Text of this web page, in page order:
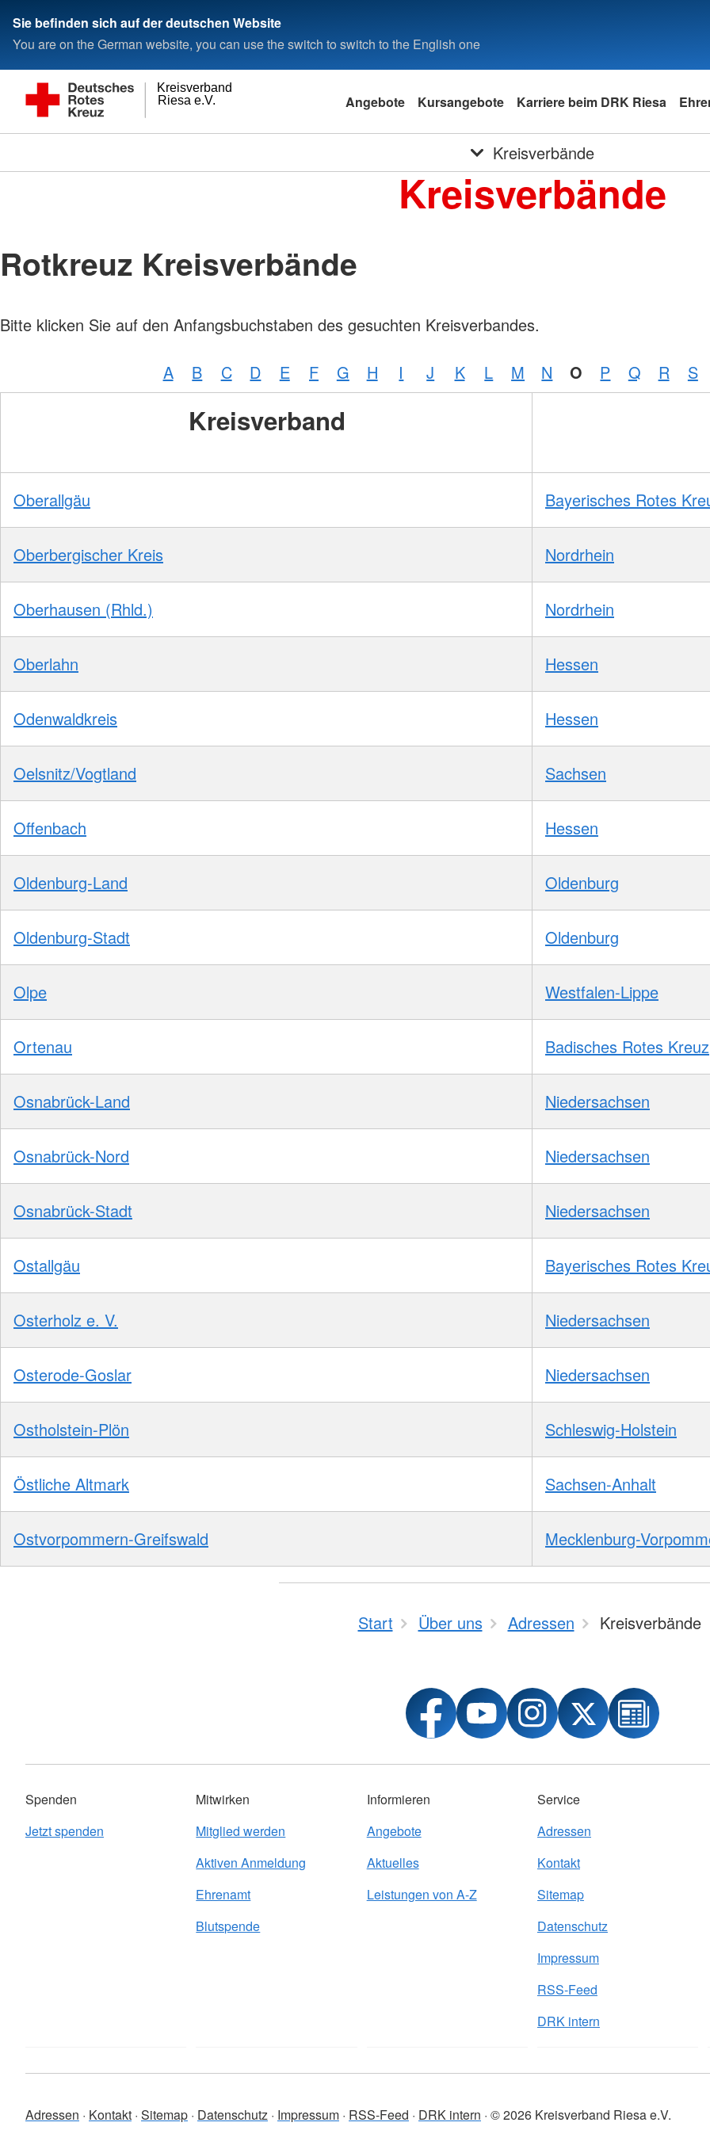
Sie befinden sich auf der deutschen Website
You are on the German website, you can use the switch to switch to the English one
Riesa e.V.
Kreisverband
Angebote Kursangebote Karriere beim DRK Riesa
Kreisverbände
Kreisverbände
Rotkreuz Kreisverbände
Bitte klicken Sie auf den Anfangsbuchstaben des gesuchten Kreisverbandes.
A B C D E F G H I J K L M N O P Q R S
Kreisverband
Oberallgäu Bayerisches Rotes
Oberbergischer Kreis Nordrhein
Oberhausen (Rhld.) Nordrhein
Oberlahn Hessen
Odenwaldkreis Hessen
Oelsnitz/Vogtland Sachsen
Offenbach Hessen
Oldenburg-Land Oldenburg
Oldenburg-Stadt Oldenburg
Olpe Westfalen-Lippe
Ortenau Badisches Rotes Kreuz
Osnabrück-Land Niedersachsen
Osnabrück-Nord Niedersachsen
Osnabrück-Stadt Niedersachsen
Ostallgäu Bayerisches Rotes
Osterholz e. V. Niedersachsen
Osterode-Goslar Niedersachsen
Ostholstein-Plön Schleswig-Holstein
Östliche Altmark Sachsen-Anhalt
Ostvorpommern-Greifswald Mecklenburg-
Start Über uns Adressen Kreisverbände
Spenden
Jetzt spenden
Mitwirken
Mitglied werden
Aktiven Anmeldung
Ehrenamt
Blutspende
Informieren
Angebote
Aktuelles
Leistungen von A-Z
Service
Adressen
Kontakt
Sitemap
Datenschutz
Impressum
RSS-Feed
DRK intern
Adressen Kontakt Sitemap Datenschutz Impressum RSS-Feed DRK intern © 2026 Kreisverband Riesa e.V.